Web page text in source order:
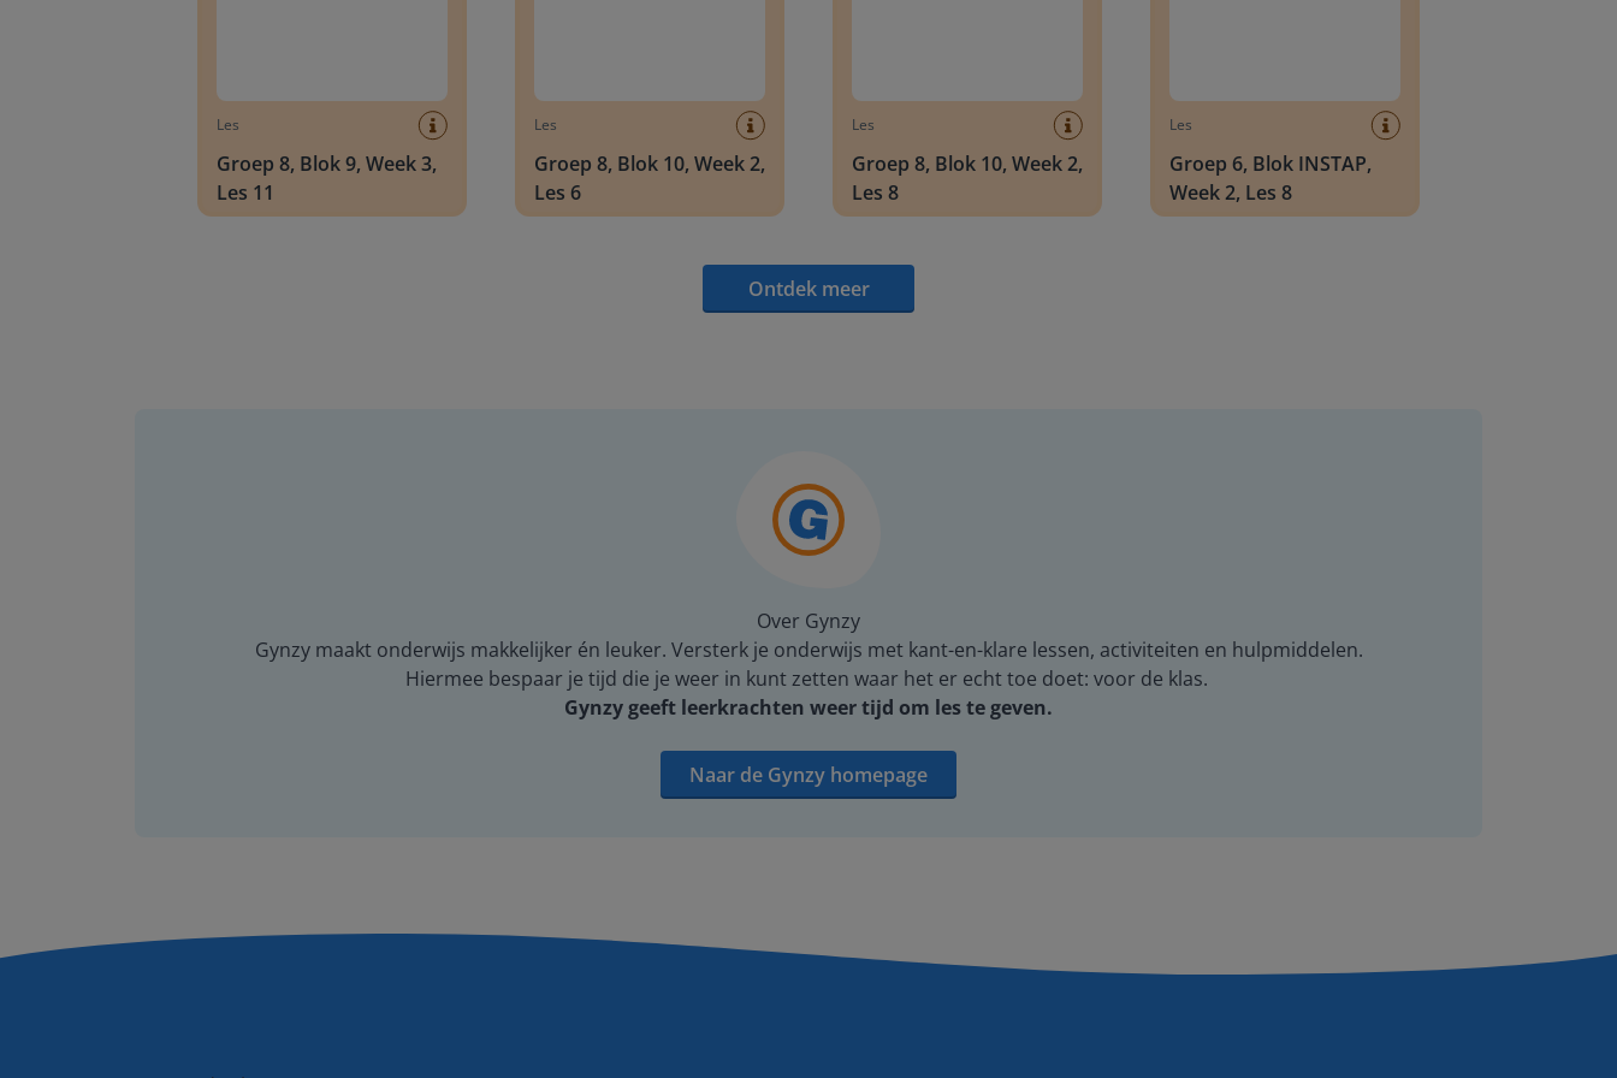
Les
Groep 8, Blok 9, Week 3,
Les 11
Les
Groep 8, Blok 10, Week 2,
Les 6
Les
Groep 8, Blok 10, Week 2,
Les 8
Les
Groep 6, Blok INSTAP,
Week 2, Les 8
Ontdek meer
Over Gynzy
Gynzy maakt onderwijs makkelijker én leuker. Versterk je onderwijs met kant-en-klare lessen, activiteiten en hulpmiddelen.
Hiermee bespaar je tijd die je weer in kunt zetten waar het er echt toe doet: voor de klas.
Gynzy geeft leerkrachten weer tijd om les te geven.
Naar de Gynzy homepage